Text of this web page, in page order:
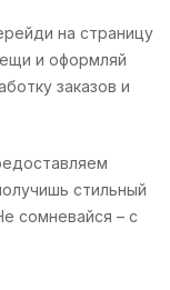
на страницу
и оформляй
заказов и
стильный
сомневайся – с